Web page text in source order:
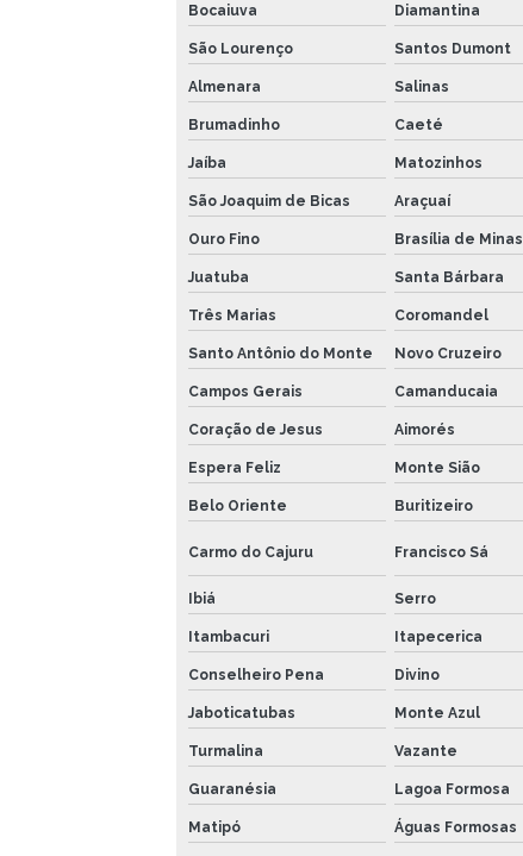
Bocaiuva Diamantina
São Lourenço Santos Dumont
Almenara Salinas
Brumadinho Caeté
Jaíba Matozinhos
São Joaquim de Bicas Araçuaí
Ouro Fino Brasília de Minas
Juatuba Santa Bárbara
Três Marias Coromandel
Santo Antônio do Monte Novo Cruzeiro
Campos Gerais Camanducaia
Coração de Jesus Aimorés
Espera Feliz Monte Sião
Belo Oriente Buritizeiro
Carmo do Cajuru Francisco Sá
Ibiá Serro
Itambacuri Itapecerica
Conselheiro Pena Divino
Jaboticatubas Monte Azul
Turmalina Vazante
Guaranésia Lagoa Formosa
Matipó Águas Formosas